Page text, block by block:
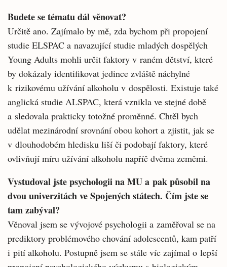
Budete se tématu dál věnovat?
Určitě ano. Zajímalo by mě, zda bychom při propojení
studie ELSPAC a navazující studie mladých dospělých
Young Adults mohli určit faktory v raném dětství, které
by dokázaly identifikovat jedince zvláště náchylné
k rizikovému užívání alkoholu v dospělosti. Existuje také
anglická studie ALSPAC, která vznikla ve stejné době
a sledovala prakticky totožné proměnné. Chtěl bych
udělat mezinárodní srovnání obou kohort a zjistit, jak se
v dlouhodobém hledisku liší či podobají faktory, které
ovlivňují míru užívání alkoholu napříč dvěma zeměmi.
Vystudoval jste psychologii na MU a pak působil na
dvou univerzitách ve Spojených státech. Čím jste se
tam zabýval?
Věnoval jsem se vývojové psychologii a zaměřoval se na
prediktory problémového chování adolescentů, kam patří
i pití alkoholu. Postupně jsem se stále víc zajímal o lepší